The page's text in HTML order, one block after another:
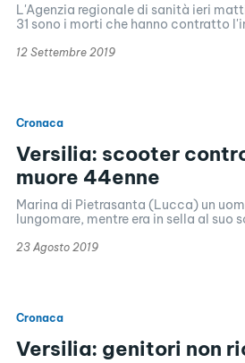
L'Agenzia regionale di sanità ieri
31 sono i morti che hanno contratto
12 Settembre 2019
Cronaca
Versilia: scooter
muore 44enne
Marina di Pietrasanta (Lucca) un
lungomare, mentre era in sella al
23 Agosto 2019
Cronaca
Versilia: genitori non